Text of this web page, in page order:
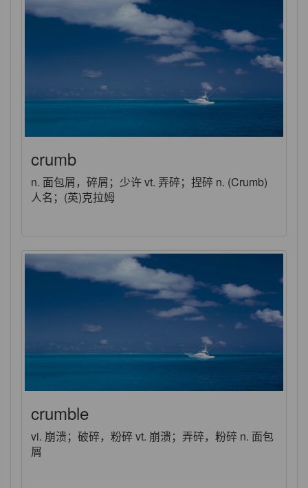
crumb
n. 面包屑，碎屑；少许 vt. 弄碎；捏碎 n. (Crumb)
人名；(英)克拉姆
crumble
vi. 崩溃；破碎，粉碎 vt. 崩溃；弄碎，粉碎 n. 面包
屑